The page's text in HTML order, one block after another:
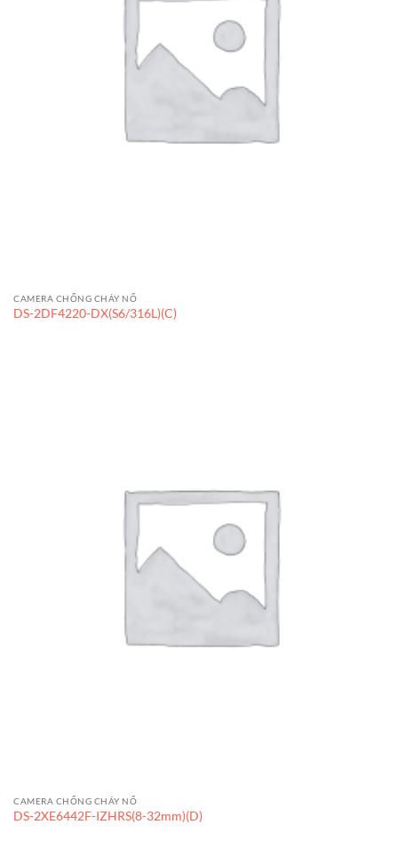
CAMERA CHỐNG CHÁY NỔ
DS-2DF4220-DX(S6/316L)(C)
CAMERA CHỐNG CHÁY NỔ
DS-2XE6442F-IZHRS(8-32mm)(D)